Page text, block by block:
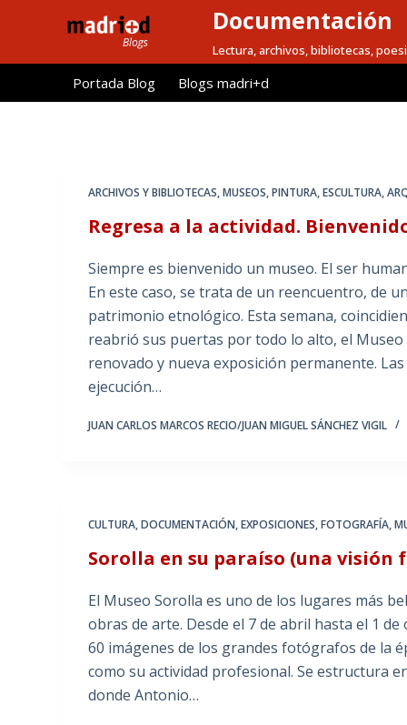
l
Documentación
Lectura, archivos, bibliotecas,
Portada Blog Blogs madri+d
ARCHIVOS Y BIBLIOTECAS,MUSEOS,PINTURA, ESCULTURA,
Regresa a la actividad.
Siempre es bienvenido un museo. El ser
En este caso, se trata de un reencuentro, de
patrimonio etnológico. Esta semana,
reabrió sus puertas por todo lo alto, el
renovado y nueva exposición permanente.
ejecución…
JUAN CARLOS MARCOS RECIO/JUAN MIGUEL SÁNCHEZ VIGIL
CULTURA,DOCUMENTACIÓN,EXPOSICIONES,FOTOGRAFÍA,
Sorolla en su paraíso (una visión
El Museo Sorolla es uno de los lugares más
obras de arte. Desde el 7 de abril hasta el 1
60 imágenes de los grandes fotógrafos de la
como su actividad profesional. Se estructura
donde Antonio…